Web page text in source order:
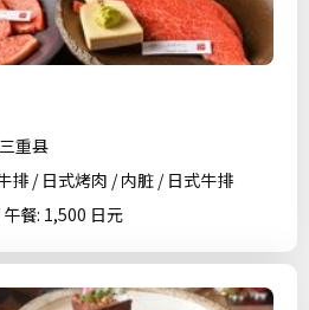
重县
排 / 日式烤肉 / 内脏 / 日式牛排
餐: 1,500 日元